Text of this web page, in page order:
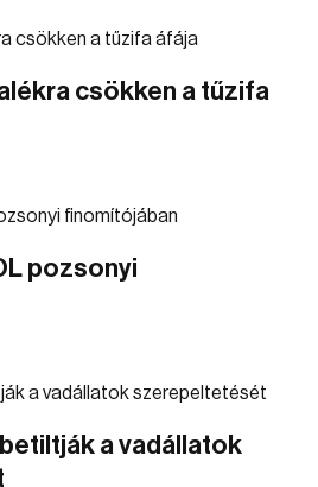
csökken a tűzifa
pozsonyi
a vadállatok